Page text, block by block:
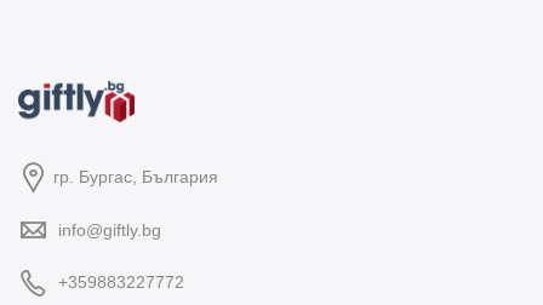
гр. Бургас, България
info@giftly.bg
+359883227772